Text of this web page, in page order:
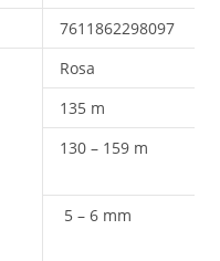
7611862298097
Rosa
135 m
130 – 159 m
5 – 6 mm